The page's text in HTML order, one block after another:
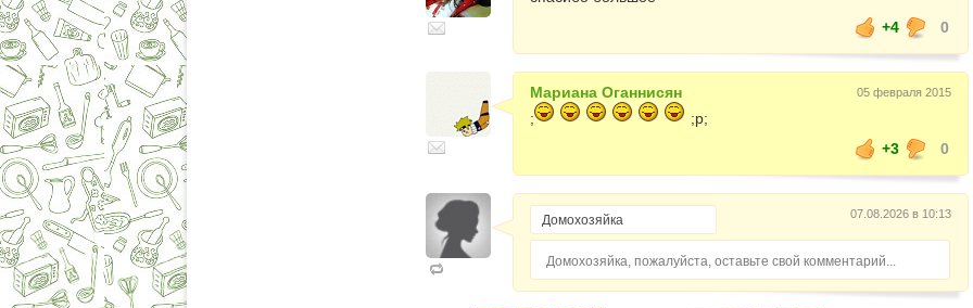
+4
0
Мариана Оганнисян 05 февраля 2015
;
;p;
+3
0
07.08.2026 в 10:13
Домохозяйка, пожалуйста, оставьте свой комментарий...